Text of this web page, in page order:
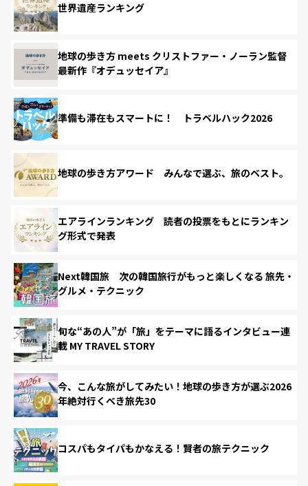
世界遺産ランキング
地球の歩き方 meets クリストファー・ノーラン監督
最新作『オデュッセイア』
準備も滞在もスマートに！ トラベルハック2026
地球の歩き方アワード みんなで選ぶ、旅のベスト。
エアラインランキング 読者の投票をもとにランキン
グ形式で発表
Next韓国旅 次の韓国旅行がもっと楽しくなる 旅先・
グルメ・テクニック
旬な“あの人”が「旅」をテーマに語るインタビュー連
載 MY TRAVEL STORY
今、こんな旅がしてみたい！地球の歩き方が選ぶ2026
年絶対行くべき旅先30
コスパもタイパもかなえる！賢者の旅テクニック